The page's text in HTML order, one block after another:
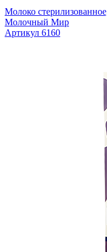
Молоко
Молочный Мир
Артикул 6160